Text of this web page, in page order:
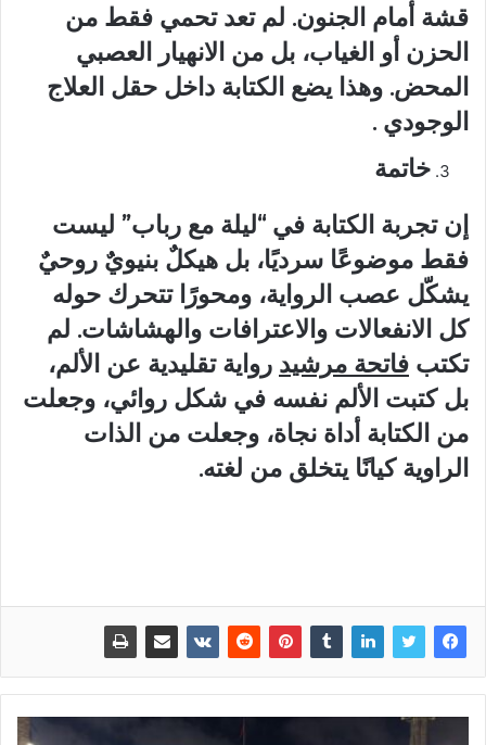
قشة أمام الجنون. لم تعد تحمي فقط من
الحزن أو الغياب، بل من الانهيار العصبي
المحض. وهذا يضع الكتابة داخل حقل العلاج
الوجودي .
خاتمة
إن تجربة الكتابة في “ليلة مع رباب” ليست
فقط موضوعًا سرديًا، بل هيكلٌ بنيويٌ روحيٌ
يشكّل عصب الرواية، ومحورًا تتحرك حوله
كل الانفعالات والاعترافات والهشاشات. لم
تكتب فاتحة مرشيد رواية تقليدية عن الألم،
بل كتبت الألم نفسه في شكل روائي، وجعلت
من الكتابة أداة نجاة، وجعلت من الذات
الراوية كيانًا يتخلق من لغته.